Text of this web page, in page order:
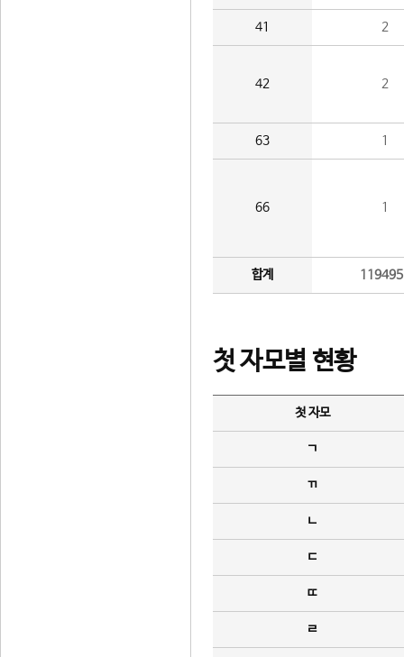
41 2
42 2
63 1
66 1
합계
첫 자모별 현황
첫 자모
ㄱ
ㄲ
ㄴ
ㄷ
ㄸ
ㄹ